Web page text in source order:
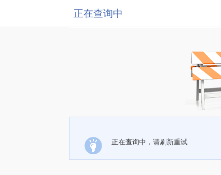
正在查询中
正在查询中，请刷新重试